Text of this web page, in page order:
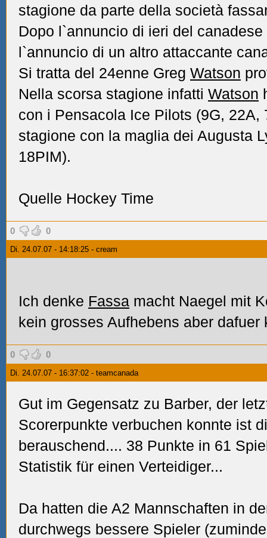
stagione da parte della società
Dopo l`annuncio di ieri del
l`annuncio di un altro attaccante
Si tratta del 24enne Greg Watson
Nella scorsa stagione infatti Watson
con i Pensacola Ice Pilots (9G, 22A,
stagione con la maglia dei Augusta
18PIM).
Quelle Hockey Time
0 0
Di. 24.07.07 - 14:18:25 - cream
Ich denke Fassa macht Naegel mit
kein grosses Aufhebens aber dafuer
0 0
Di. 24.07.07 - 16:37:02 - teamcanada
Gut im Gegensatz zu Barber, der
Scorerpunkte verbuchen konnte ist
berauschend.... 38 Punkte in 61
Statistik für einen Verteidiger...
Da hatten die A2 Mannschaften in
durchwegs bessere Spieler